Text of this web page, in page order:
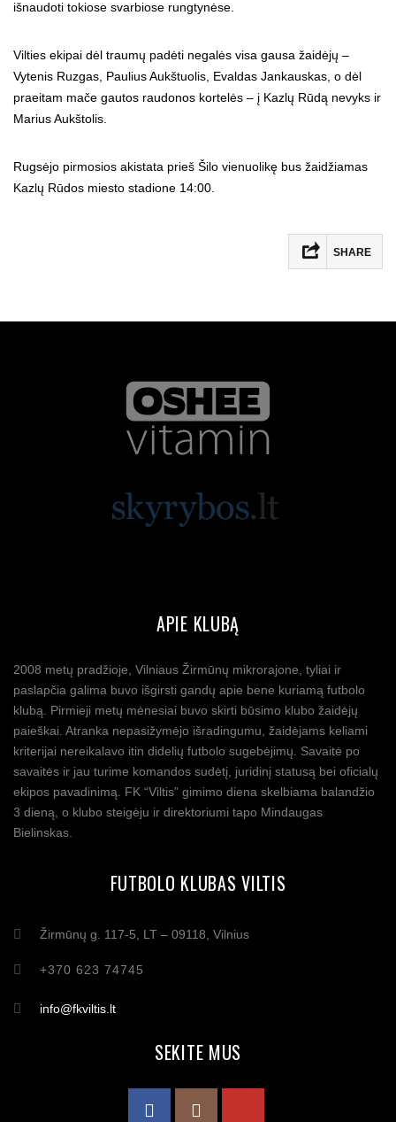
išnaudoti tokiose svarbiose rungtynėse.
Vilties ekipai dėl traumų padėti negalės visa gausa žaidėjų –
Vytenis Ruzgas, Paulius Aukštuolis, Evaldas Jankauskas, o dėl
praeitam mače gautos raudonos kortelės – į Kazlų Rūdą nevyks ir
Marius Aukštolis.
Rugsėjo pirmosios akistata prieš Šilo vienuolikę bus žaidžiamas
Kazlų Rūdos miesto stadione 14:00.
SHARE
APIE KLUBĄ
2008 metų pradžioje, Vilniaus Žirmūnų mikrorajone, tyliai ir
paslapčia galima buvo išgirsti gandų apie bene kuriamą futbolo
klubą. Pirmieji metų mėnesiai buvo skirti būsimo klubo žaidėjų
paieškai. Atranka nepasižymėjo išradingumu, žaidėjams keliami
kriterijai nereikalavo itin didelių futbolo sugebėjimų. Savaitė po
savaitės ir jau turime komandos sudėtį, juridinį statusą bei oficialų
ekipos pavadinimą. FK “Viltis” gimimo diena skelbiama balandžio
3 dieną, o klubo steigėju ir direktoriumi tapo Mindaugas
Bielinskas.
FUTBOLO KLUBAS VILTIS
Žirmūnų g. 117-5, LT – 09118, Vilnius
+370 623 74745
info@fkviltis.lt
SEKITE MUS